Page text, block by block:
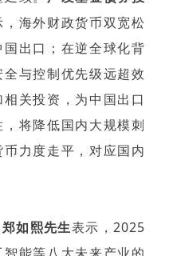
，海外财政货币双宽松
出口；在逆全球化背
与控制优先级远超效
关投资，为中国出口
将降低国内大规模刺
力度走平，对应国内
如熙先生表示，2025